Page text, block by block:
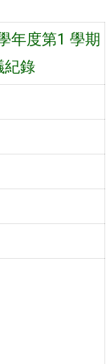
年度第1 學期
紀錄